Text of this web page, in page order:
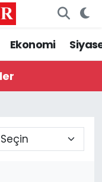
Ekonomi
Fikstür